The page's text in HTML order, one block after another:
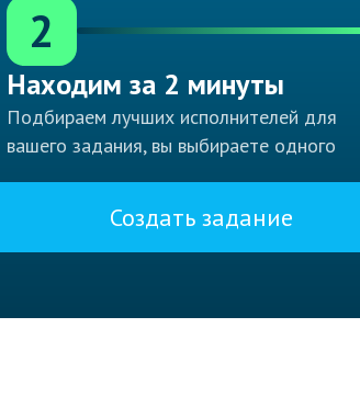
2
Находим за 2 минуты
Подбираем лучших исполнителей для
вашего задания, вы выбираете одного
Создать задание